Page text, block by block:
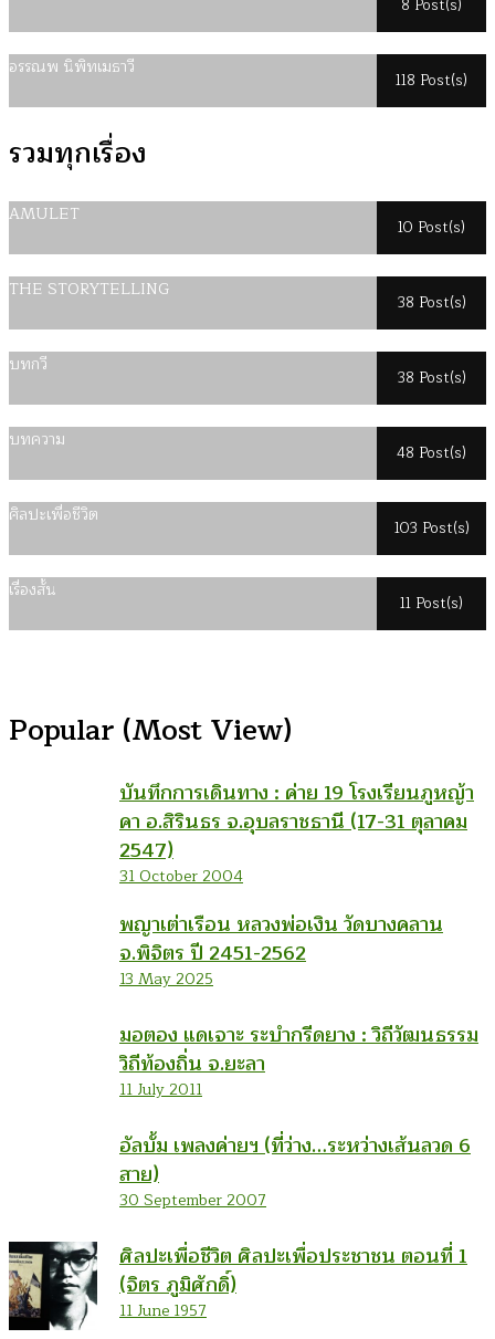
8 Post(s)
อรรณพ นิพิทเมธาวี
118 Post(s)
รวมทุกเรื่อง
AMULET
10 Post(s)
THE STORYTELLING
38 Post(s)
บทกวี
38 Post(s)
บทความ
48 Post(s)
ศิลปะเพื่อชีวิต
103 Post(s)
เรื่องสั้น
11 Post(s)
Popular (Most View)
บันทึกการเดินทาง : ค่าย 19 โรงเรียนภูหญ้า
คา อ.สิรินธร จ.อุบลราชธานี (17-31 ตุลาคม
2547)
31 October 2004
พญาเต่าเรือน หลวงพ่อเงิน วัดบางคลาน
จ.พิจิตร ปี 2451-2562
13 May 2025
มอตอง แดเจาะ ระบำกรีดยาง : วิถีวัฒนธรรม
วิถีท้องถิ่น จ.ยะลา
11 July 2011
อัลบั้ม เพลงค่ายฯ (ที่ว่าง…ระหว่างเส้นลวด 6
สาย)
30 September 2007
ศิลปะเพื่อชีวิต ศิลปะเพื่อประชาชน ตอนที่ 1
(จิตร ภูมิศักดิ์)
11 June 1957